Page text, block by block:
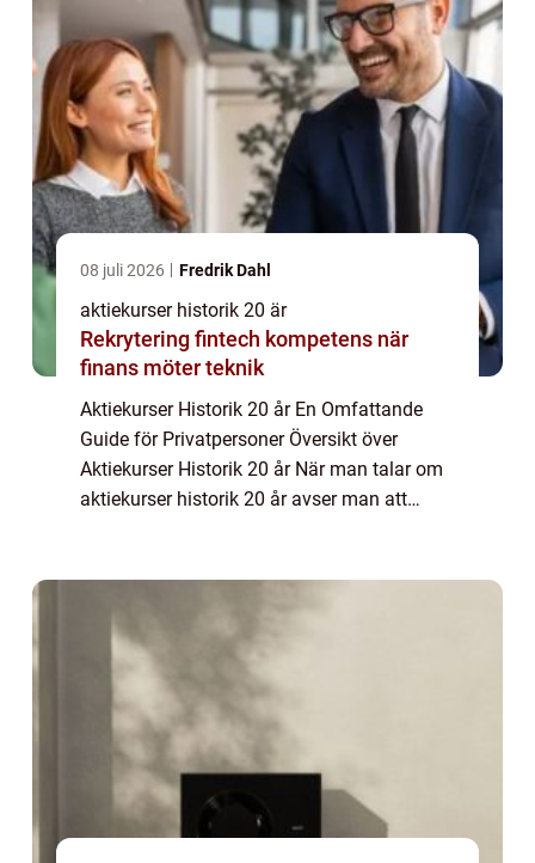
08 juli 2026 Fredrik Dahl
aktiekurser historik 20 är
Rekrytering fintech kompetens när
finans möter teknik
Aktiekurser Historik 20 år En Omfattande
Guide för Privatpersoner Översikt över
Aktiekurser Historik 20 år När man talar om
aktiekurser historik 20 år avser man att